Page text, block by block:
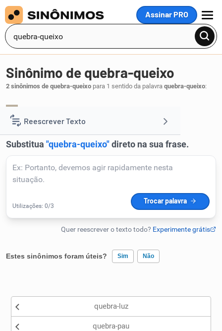
Assinar PRO
MENU
Reescrever Texto
Resumir Texto
Corrigir Texto
Detector de IA
Humanizador de IA
Conexões
Sinônimo de quebra-queixo
2 sinônimos de quebra-queixo para 1 sentido da palavra quebra-queixo:
Estes sinônimos foram úteis? Sim Não
Nenhum dos sinônimos apresentados me ajudou
quebra-luz
quebra-pau